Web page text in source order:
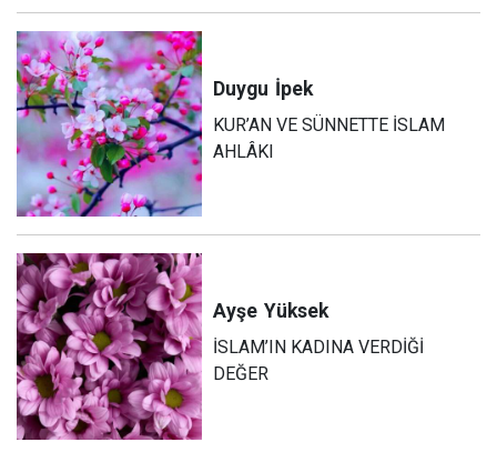
Duygu İpek
KUR’AN VE SÜNNETTE İSLAM
AHLÂKI
Ayşe Yüksek
İSLAM’IN KADINA VERDİĞİ
DEĞER